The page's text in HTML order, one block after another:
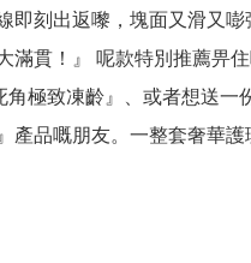
即刻出返嚟，塊面又滑又嘭
滿貫！』 呢款特別推薦畀住
角極致凍齡』、或者想送一
產品嘅朋友。一整套奢華護